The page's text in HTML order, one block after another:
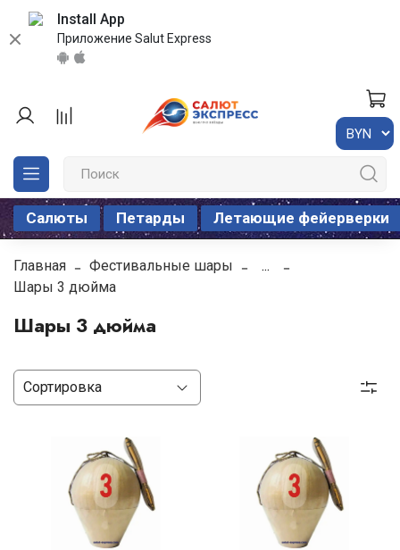
Install App
Приложение Salut Express
Салюты Петарды Летающие фейерверки
Главная Фестивальные шары
...
Шары 3 дюйма
Шары 3 дюйма